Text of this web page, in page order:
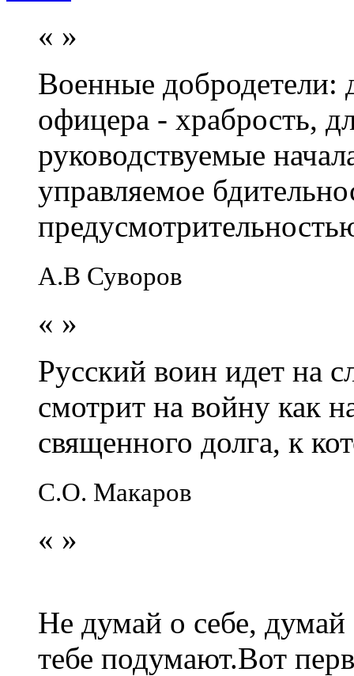
« »
Военные добродетели:
офицера - храбрость,
руководствуемые
управляемое
А.В Суворов
« »
Русский воин идет на
смотрит на войну как
священного долга, к
С.О. Макаров
« »
Не думай о себе,
тебе подумают.Вот